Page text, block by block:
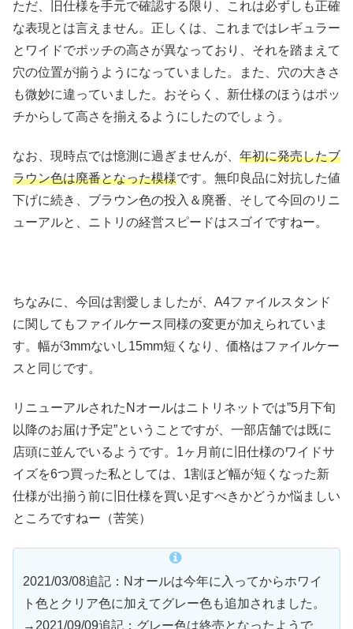
ただ、旧仕様を手元で確認する限り、これは必ずしも正確
な表現とは言えません。正しくは、これまではレギュラー
とワイドでポッチの高さが異なっており、それを踏まえて
穴の位置が揃うようになっていました。また、穴の大きさ
も微妙に違っていました。おそらく、新仕様のほうはポッ
チからして高さを揃えるようにしたのでしょう。
なお、現時点では憶測に過ぎませんが、 年初に発売したブ
ラウン色は廃番となった模様です。無印良品に対抗した値
下げに続き、ブラウン色の投入＆廃番、そして今回のリニ
ューアルと、ニトリの経営スピードはスゴイですねー。
ちなみに、今回は割愛しましたが、A4ファイルスタンド
に関してもファイルケース同様の変更が加えられていま
す。幅が3mmないし15mm短くなり、価格はファイルケー
スと同じです。
リニューアルされたNオールはニトリネットでは”5月下旬
以降のお届け予定”ということですが、一部店舗では既に
店頭に並んでいるようです。1ヶ月前に旧仕様のワイドサ
イズを6つ買った私としては、1割ほど幅が短くなった新
仕様が出揃う前に旧仕様を買い足すべきかどうか悩ましい
ところですねー（苦笑）
2021/03/08追記：Nオールは今年に入ってからホワイ
ト色とクリア色に加えてグレー色も追加されました。
→2021/09/09追記：グレー色は終売となったようで